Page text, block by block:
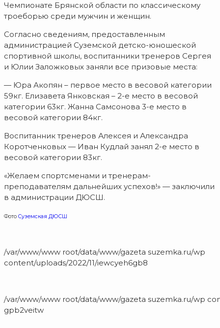
Чемпионате Брянской области по классическому
троеборью среди мужчин и женщин.
Согласно сведениям, предоставленным
администрацией Суземской детско-юношеской
спортивной школы, воспитанники тренеров Сергея
и Юлии Заложковых заняли все призовые места:
— Юра Акопян – первое место в весовой категории
59кг. Елизавета Янковская – 2-е место в весовой
категории 63кг. Жанна Самсонова 3-е место в
весовой категории 84кг.
Воспитанник тренеров Алексея и Александра
Коротченковых — Иван Кудлай занял 2-е место в
весовой категории 83кг.
«Желаем спортсменами и тренерам-
преподавателям дальнейших успехов!» — заключили
в администрации ДЮСШ.
Фото Суземская ДЮСШ
/var/www/www root/data/www/gazeta suzemka.ru/wp
content/uploads/2022/11/iewcyeh6gb8
/var/www/www root/data/www/gazeta suzemka.ru/wp
gpb2veitw